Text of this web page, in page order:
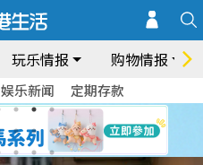
玩乐情报 购物情报
娱乐新闻 定期存款